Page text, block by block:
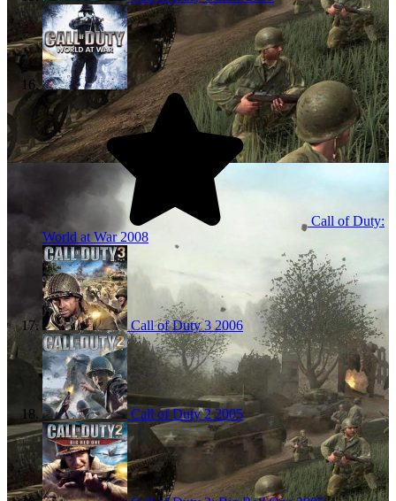
Call of Duty:
World at War2008
Call of Duty 32006
Call of Duty 22005